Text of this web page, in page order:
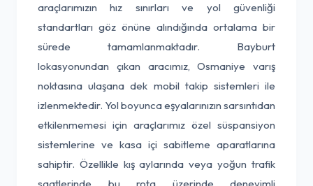
araçlarımızın hız sınırları ve yol güvenliği
standartları göz önüne alındığında ortalama bir
sürede tamamlanmaktadır. Bayburt
lokasyonundan çıkan aracımız, Osmaniye varış
noktasına ulaşana dek mobil takip sistemleri ile
izlenmektedir. Yol boyunca eşyalarınızın sarsıntıdan
etkilenmemesi için araçlarımız özel süspansiyon
sistemlerine ve kasa içi sabitleme aparatlarına
sahiptir. Özellikle kış aylarında veya yoğun trafik